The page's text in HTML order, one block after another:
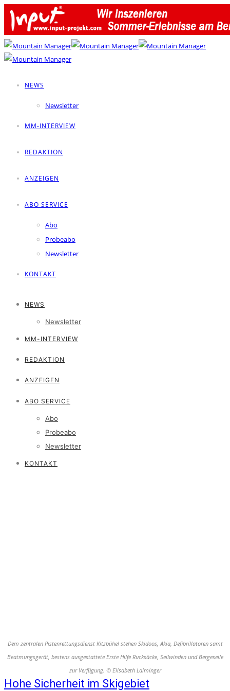
NEWS
Newsletter
MM-INTERVIEW
REDAKTION
ANZEIGEN
ABO SERVICE
Abo
Probeabo
Newsletter
KONTAKT
NEWS
Newsletter
MM-INTERVIEW
REDAKTION
ANZEIGEN
ABO SERVICE
Abo
Probeabo
Newsletter
KONTAKT
Dem zentralen Pistenrettungsdienst Kitzbühel stehen Skidoos, Akia, Defibrillatoren samt
Beatmungsgerät, bestens ausgestattete Erste Hilfe Rucksäcke, Seilwinden und Bergeseile
zur Verfügung. © Elisabeth Laiminger
Hohe Sicherheit im Skigebiet